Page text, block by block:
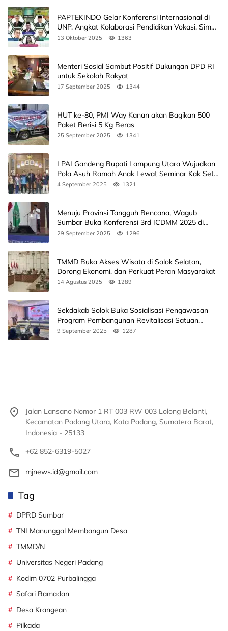
PAPTEKINDO Gelar Konferensi Internasional di
UNP, Angkat Kolaborasi Pendidikan Vokasi, Simak
Agendanya
13 Oktober 2025 1363
Menteri Sosial Sambut Positif Dukungan DPD RI
untuk Sekolah Rakyat
17 September 2025 1344
HUT ke-80, PMI Way Kanan akan Bagikan 500
Paket Berisi 5 Kg Beras
25 September 2025 1341
LPAI Gandeng Bupati Lampung Utara Wujudkan
Pola Asuh Ramah Anak Lewat Seminar Kak Seto,
Ini Jadwalnya
4 September 2025 1321
Menuju Provinsi Tangguh Bencana, Wagub
Sumbar Buka Konferensi 3rd ICDMM 2025 di
Unand
29 September 2025 1296
TMMD Buka Akses Wisata di Solok Selatan,
Dorong Ekonomi, dan Perkuat Peran Masyarakat
14 Agustus 2025 1289
Sekdakab Solok Buka Sosialisasi Pengawasan
Program Pembangunan Revitalisasi Satuan
Pendidikan
9 September 2025 1287
Jalan Lansano Nomor 1 RT 003 RW 003 Lolong Belanti,
Kecamatan Padang Utara, Kota Padang, Sumatera Barat,
Indonesia - 25133
+62 852-6319-5027
mjnews.id@gmail.com
Tag
DPRD Sumbar
TNI Manunggal Membangun Desa
TMMD/N
Universitas Negeri Padang
Kodim 0702 Purbalingga
Safari Ramadan
Desa Krangean
Pilkada